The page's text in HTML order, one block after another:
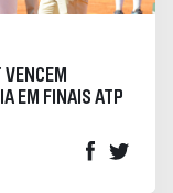
VENCEM
EM FINAIS ATP